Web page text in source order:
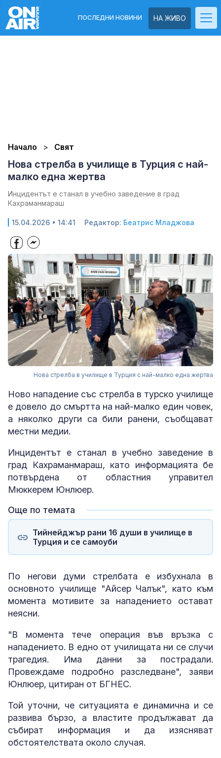
НА ЖИВО
ПОСЛЕДНИ НОВИНИ
Начало Свят
Нова стрелба в училище в Турция с най-
малко една жертва
Инцидентът е станал в учебно заведение в град
Кахраманмараш
15.04.2026 • 14:41 Редактор: Беатрис Младжова
Нова стрелба в училище в Турция с най-малко една жертва
Ново нападение със стрелба в турско училище
е довело до смъртта на най-малко един човек,
а няколко други са били ранени, съобщават
местни медии.
Инцидентът е станал в учебно заведение в
град Кахраманмараш, като информацията бе
потвърдена от областния управител
Мюккерем Юнлюер.
Още по темата
Тийнейджър рани 16 души в училище в
Турция и се самоуби
По негови думи стрелбата е избухнала в
основното училище "Айсер Чалък", като към
момента мотивите за нападението остават
неясни.
"В момента тече операция във връзка с
нападението. В едно от училищата ни се случи
трагедия. Има данни за пострадали.
Провеждаме подробно разследване", заяви
Юнлюер, цитиран от БГНЕС.
Той уточни, че ситуацията е динамична и се
развива бързо, а властите продължават да
събират информация и да изясняват
обстоятелствата около случая.